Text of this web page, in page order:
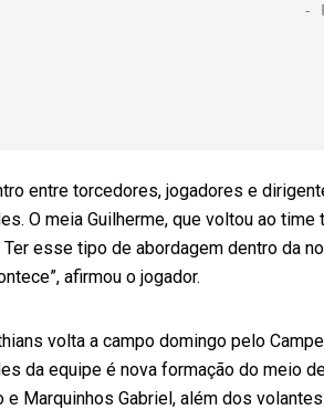
entre torcedores, jogadores e
O meia Guilherme, que voltou ao time
Ter esse tipo de abordagem dentro da
afirmou o jogador.
volta a campo domingo pelo
da equipe é nova formação do meio
e Marquinhos Gabriel, além dos